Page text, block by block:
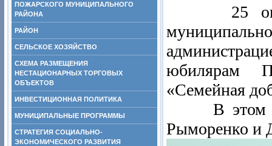
ПОЖАРСКОГО МУНИЦИПАЛЬНОГО
РАЙОНА
РАЙОН
СЕЛЬСКОЕ ХОЗЯЙСТВО
СХЕМА РАЗМЕЩЕНИЯ
НЕСТАЦИОНАРНЫХ ТОРГОВЫХ
ОБЪЕКТОВ
ИНВЕСТИЦИОННАЯ ПОЛИТИКА
МУНИЦИПАЛЬНЫЕ ПРОГРАММЫ
СТРАТЕГИЯ СОЦИАЛЬНО-
ЭКОНОМИЧЕСКОГО РАЗВИТИЯ
25
юбилярам
«Семейная
В этом
Рыморенко и